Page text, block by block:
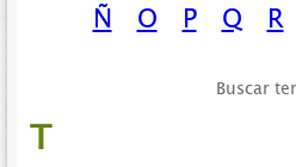
Ñ
O P Q R
Buscar
T